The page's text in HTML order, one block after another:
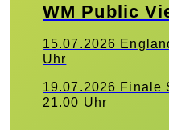
WM Public
15.07.2026
Uhr
19.07.2026 Finale
21.00 Uhr